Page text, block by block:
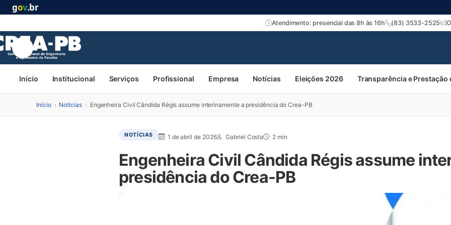
gov.br
Atendimento: presencial das 8h às 16h (83) 3533-2525
Início Institucional Serviços Profissional Empresa Notícias Eleições 2026 Transparência e Prestação
Início › Notícias › Engenheira Civil Cândida Régis assume interinamente a presidência do Crea-PB
NOTÍCIAS 1 de abril de 2026 Gabriel Costa 2 min
Engenheira Civil Cândida Régis assume
presidência do Crea-PB